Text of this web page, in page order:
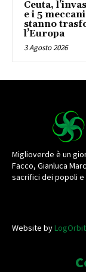
Ceuta,
e i 5
stanno
l’Europa
3 Agosto 2026
Miglioverde è un
Facco, Gianluca
sacrifici dei popoli
Website byLogOrbit